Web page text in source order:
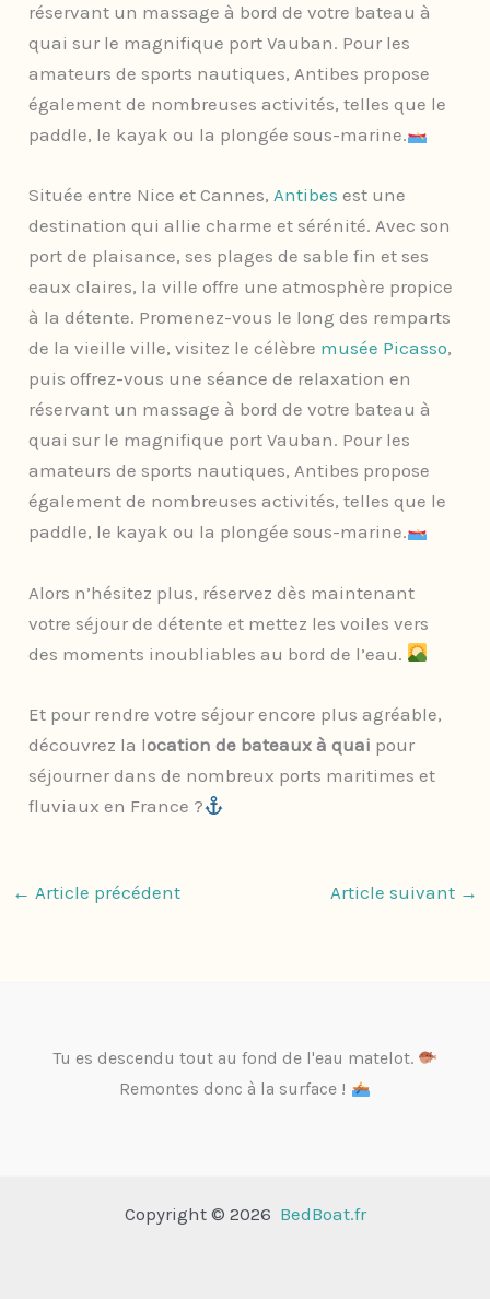
réservant un massage à bord de votre bateau à
quai sur le magnifique port Vauban. Pour les
amateurs de sports nautiques, Antibes propose
également de nombreuses activités, telles que le
paddle, le kayak ou la plongée sous-marine.
Située entre Nice et Cannes,Antibes est une
destination qui allie charme et sérénité. Avec son
port de plaisance, ses plages de sable fin et ses
eaux claires, la ville offre une atmosphère propice
à la détente. Promenez-vous le long des remparts
de la vieille ville, visitez le célèbre musée Picasso,
puis offrez-vous une séance de relaxation en
réservant un massage à bord de votre bateau à
quai sur le magnifique port Vauban. Pour les
amateurs de sports nautiques, Antibes propose
également de nombreuses activités, telles que le
paddle, le kayak ou la plongée sous-marine.
Alors n’hésitez plus, réservez dès maintenant
votre séjour de détente et mettez les voiles vers
des moments inoubliables au bord de l’eau.
Et pour rendre votre séjour encore plus agréable,
découvrez la location de bateaux à quai pour
séjourner dans de nombreux ports maritimes et
fluviaux en France ?
← Article précédent Article suivant →
Tu es descendu tout au fond de l'eau matelot.
Remontes donc à la surface !
Copyright © 2026 BedBoat.fr